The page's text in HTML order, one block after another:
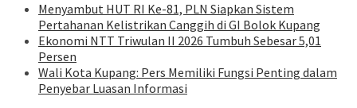
Menyambut HUT RI Ke-81, PLN Siapkan Sistem
Pertahanan Kelistrikan Canggih di GI Bolok Kupang
Ekonomi NTT Triwulan II 2026 Tumbuh Sebesar 5,01
Persen
Wali Kota Kupang: Pers Memiliki Fungsi Penting dalam
Penyebar Luasan Informasi